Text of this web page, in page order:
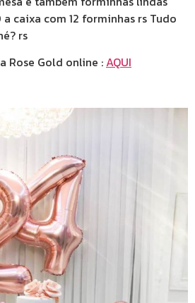
caixa com 12 forminhas rs Tudo
rs
Rose Gold online :AQUI